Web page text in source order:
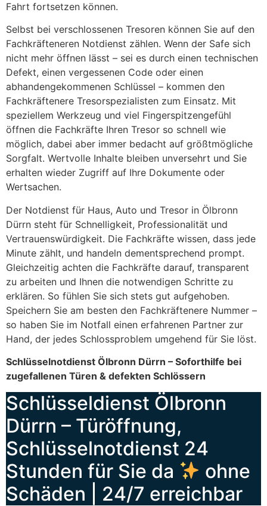
Fahrt fortsetzen können.
Selbst bei verschlossenen Tresoren können Sie auf den
Fachkräfteneren Notdienst zählen. Wenn der Safe sich
nicht mehr öffnen lässt – sei es durch einen technischen
Defekt, einen vergessenen Code oder einen
abhandengekommenen Schlüssel – kommen den
Fachkräftenere Tresorspezialisten zum Einsatz. Mit
speziellem Werkzeug und viel Fingerspitzengefühl
öffnen die Fachkräfte Ihren Tresor so schnell wie
möglich, dabei aber immer bedacht auf größtmögliche
Sorgfalt. Wertvolle Inhalte bleiben unversehrt und Sie
erhalten wieder Zugriff auf Ihre Dokumente oder
Wertsachen.
Der Notdienst für Haus, Auto und Tresor in Ölbronn
Dürrn steht für Schnelligkeit, Professionalität und
Vertrauenswürdigkeit. Die Fachkräfte wissen, dass jede
Minute zählt, und handeln dementsprechend prompt.
Gleichzeitig achten die Fachkräfte darauf, transparent
zu arbeiten und Ihnen die notwendigen Schritte zu
erklären. So fühlen Sie sich stets gut aufgehoben.
Speichern Sie am besten den Fachkräftenere Nummer –
so haben Sie im Notfall einen erfahrenen Partner zur
Hand, der jedes Schlossproblem umgehend für Sie löst.
Schlüsselnotdienst Ölbronn Dürrn – Soforthilfe bei
zugefallenen Türen & defekten Schlössern
Schlüsseldienst Ölbronn
Dürrn – Türöffnung,
Schlüsselnotdienst 24
Stunden für Sie da
ohne
Schäden | 24/7 erreichbar